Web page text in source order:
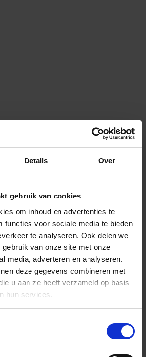
Details Over
gebruik van cookies
om inhoud en advertenties te
functies voor sociale media te bieden
te analyseren. Ook delen we
gebruik van onze site met onze
media, adverteren en analyseren.
deze gegevens combineren met
u aan ze heeft verzameld op basis
hun services.